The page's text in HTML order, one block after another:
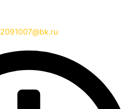
2091007@bk.ru